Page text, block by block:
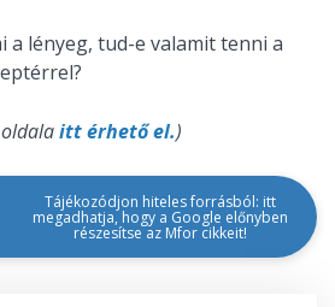
a lényeg, tud-e valamit tenni a
itt érhető el.)
Tájékozódjon hiteles forrásból: itt
megadhatja, hogy a Google előnyben
részesítse az Mfor cikkeit!